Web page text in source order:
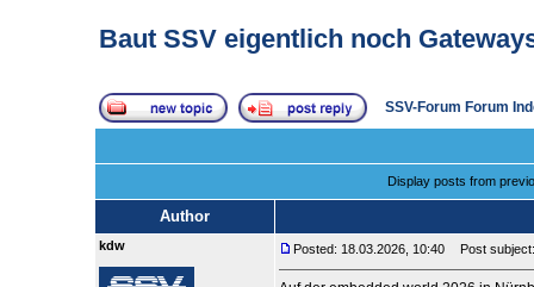
Baut SSV eigentlich noch
SSV-Forum Forum
Display posts from
Author
kdw Posted: 18.03.2026, 10:40 Post